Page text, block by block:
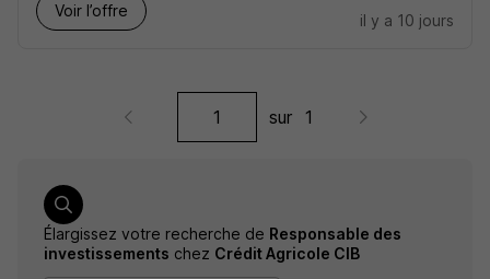
Voir l’offre
il y a 10 jours
sur 1
Élargissez votre recherche de Responsable des
investissements chez Crédit Agricole CIB